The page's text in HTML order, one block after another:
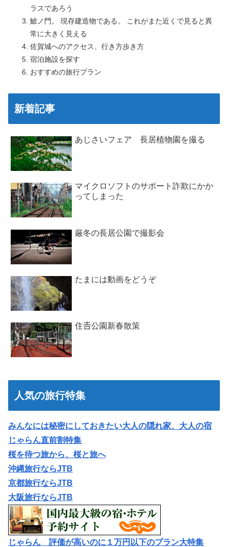
ラスであろう
鯱ノ門。 現存建造物である。 これがまた近くで見ると異
常に大きく見える
佐賀城へのアクセス、行き方歩き方
宿泊施設を探す
おすすめの旅行プラン
新着記事
あじさいフェア 長居植物園を撮る
マイクロソフトのサポート詐欺にかか
ってしまった
厳冬の長居公園で撮影会
たまには動画をどうぞ
住𠮷公園新春散策
人気の旅行特集
みんなには秘密にしておきたい大人の隠れ家、大人の宿
じゃらん直前割特集
桜を待つ旅から、桜と旅へ
沖縄旅行ならJTB
京都旅行ならJTB
大阪旅行ならJTB
じゃらん 評価が高いのに１万円以下のプラン大特集